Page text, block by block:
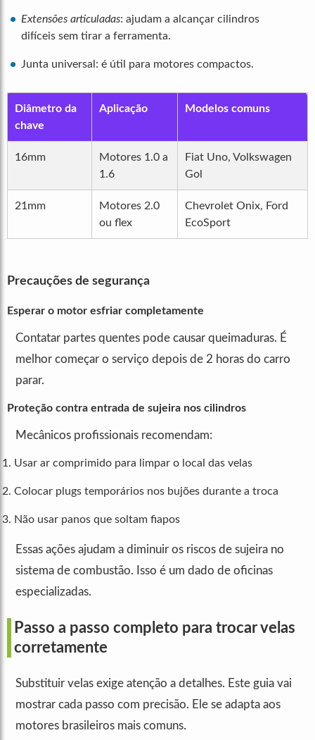
Extensões articuladas: ajudam a alcançar cilindros
difíceis sem tirar a ferramenta.
Junta universal: é útil para motores compactos.
Diâmetro da
chave
Aplicação Modelos comuns
16mm
Motores 1.0 a
1.6
Fiat Uno, Volkswagen
Gol
21mm
Motores 2.0
ou flex
Chevrolet Onix, Ford
EcoSport
Precauções de segurança
Esperar o motor esfriar completamente
Contatar partes quentes pode causar queimaduras. É
melhor começar o serviço depois de 2 horas do carro
parar.
Proteção contra entrada de sujeira nos cilindros
Mecânicos profissionais recomendam:
Usar ar comprimido para limpar o local das velas
Colocar plugs temporários nos bujões durante a troca
Não usar panos que soltam fiapos
Essas ações ajudam a diminuir os riscos de sujeira no
sistema de combustão. Isso é um dado de oficinas
especializadas.
Passo a passo completo para trocar velas
corretamente
Substituir velas exige atenção a detalhes. Este guia vai
mostrar cada passo com precisão. Ele se adapta aos
motores brasileiros mais comuns.